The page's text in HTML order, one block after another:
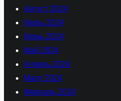
Август 2024
Июль 2024
Июнь 2024
Май 2024
Апрель 2024
Март 2024
Февраль 2024